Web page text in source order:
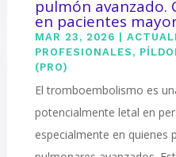
pulmón avanzado.
en pacientes
MAR 23, 2026 |
PROFESIONALES ,
(PRO)
El tromboembolismo es
potencialmente letal en
especialmente en quienes